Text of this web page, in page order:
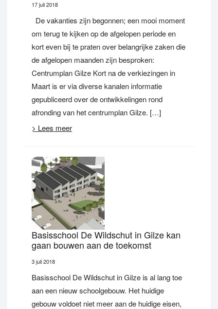
17 juli 2018
De vakanties zijn begonnen; een mooi moment
om terug te kijken op de afgelopen periode en
kort even bij te praten over belangrijke zaken die
de afgelopen maanden zijn besproken:
Centrumplan Gilze Kort na de verkiezingen in
Maart is er via diverse kanalen informatie
gepubliceerd over de ontwikkelingen rond
afronding van het centrumplan Gilze. […]
> Lees meer
Basisschool De Wildschut in Gilze kan
gaan bouwen aan de toekomst
3 juli 2018
Basisschool De Wildschut in Gilze is al lang toe
aan een nieuw schoolgebouw. Het huidige
gebouw voldoet niet meer aan de huidige eisen,